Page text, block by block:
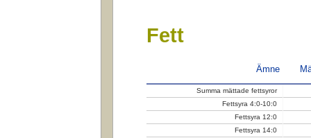
Fett
Ämne
Summa mättade fettsyror
Fettsyra 4:0-10:0
Fettsyra 12:0
Fettsyra 14:0